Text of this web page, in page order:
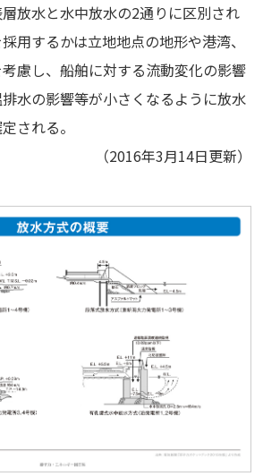
放水と水中放水の2通りに区別され
用するかは立地地点の地形や港湾、
慮し、船舶に対する流動変化の影響
水の影響等が小さくなるように放水
される。
（2016年3月14日更新）